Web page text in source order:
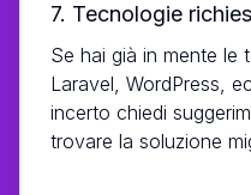
7. Tecnologie
Se hai già in mente le
Laravel, WordPress,
incerto chiedi
trovare la soluzione